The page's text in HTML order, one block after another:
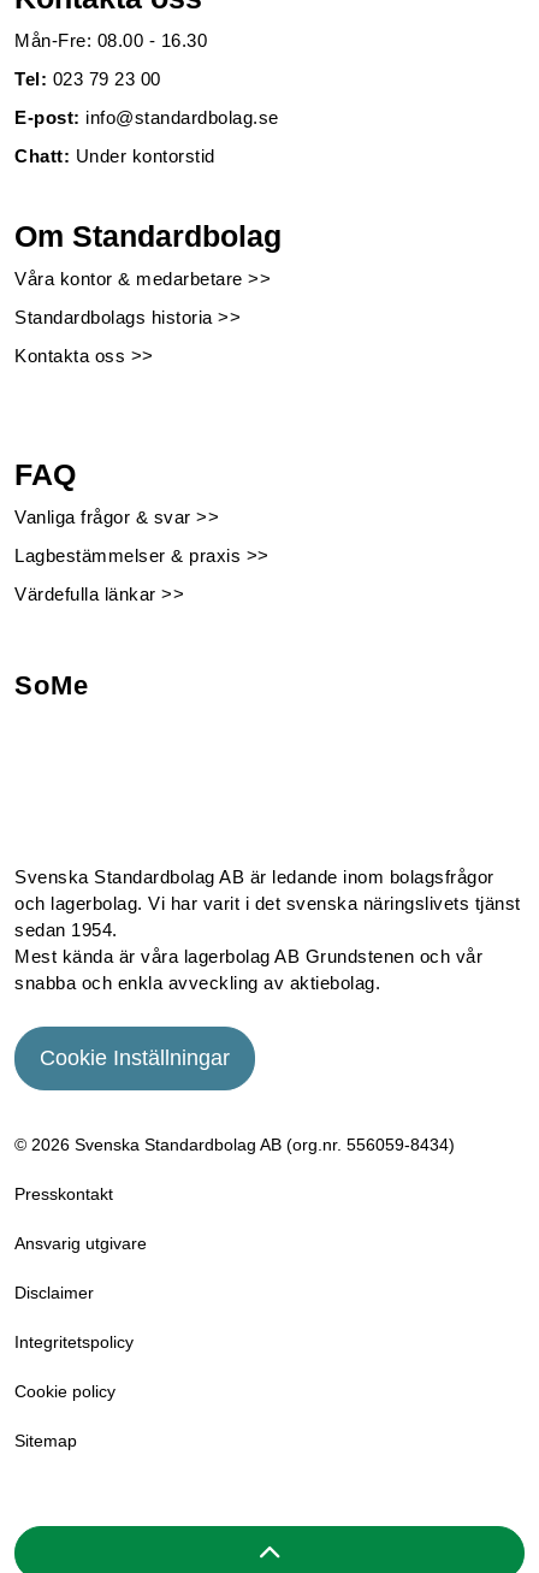
Mån-Fre: 08.00 - 16.30
Tel: 023 79 23 00
E-post: info@standardbolag.se
Chatt: Under kontorstid
Om Standardbolag
Våra kontor & medarbetare >>
Standardbolags historia >>
Kontakta oss >>
FAQ
Vanliga frågor & svar >>
Lagbestämmelser & praxis >>
Värdefulla länkar >>
SoMe
Svenska Standardbolag AB är ledande inom bolagsfrågor
och lagerbolag. Vi har varit i det svenska näringslivets tjänst
sedan 1954.
Mest kända är våra lagerbolag AB Grundstenen och vår
snabba och enkla avveckling av aktiebolag.
Cookie Inställningar
© 2026 Svenska Standardbolag AB (org.nr. 556059­-8434)
Presskontakt
Ansvarig utgivare
Disclaimer
Integritetspolicy
Cookie policy
Sitemap